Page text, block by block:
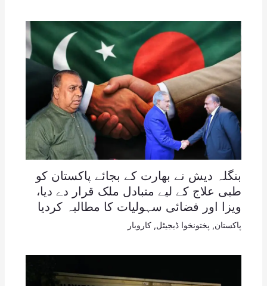
بنگلہ دیش نے بھارت کے بجائے پاکستان کو
طبی علاج کے لیے متبادل ملک قرار دے دیا،
ویزا اور فضائی سہولیات کا مطالبہ کردیا
پاکستان پختونخوا ڈیجیٹل کاروبار